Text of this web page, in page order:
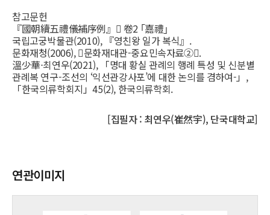
참고문헌
『國朝續五禮儀補序例』󰡕 卷2 ｢嘉禮｣
국립고궁박물관(2010), 『영친왕 일가 복식』.
문화재청(2006), 󰡔문화재대관-중요민속자료②󰡕.
溫少華⋅최연우(2021), 「명대 황실 관례의 행례 특성 및 신분별
관례복 연구-조선의 ‘익선관강사포’에 대한 논의를 겸하여-」,
「한국의류학회지」45(2), 한국의류학회.
[집필자 : 최연우(崔然宇), 단국대학교]
연관이미지